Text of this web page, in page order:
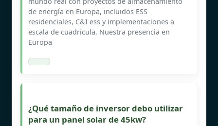
de energía en Europa, incluidos ESS
residenciales, C&I ess y implementaciones a
escala de cuadrícula. Nuestra presencia en
Europa
¿Qué tamaño de inversor debo utilizar
para un panel solar de 45kw?